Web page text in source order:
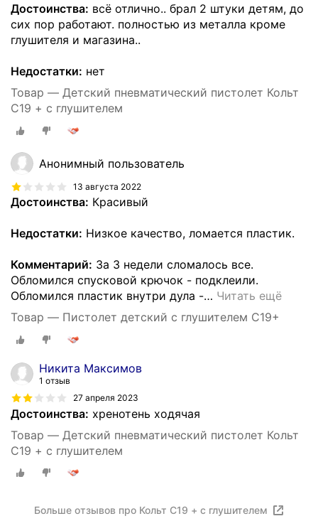
Достоинства: всё отлично.. брал 2 штуки детям, до
сих пор работают. полностью из металла кроме
глушителя и магазина..
Недостатки: нет
Товар — Детский пневматический пистолет Кольт
С19 + с глушителем
Анонимный пользователь
13 августа 2022
Достоинства: Красивый
Недостатки: Низкое качество, ломается пластик.
Комментарий: За 3 недели сломалось все.
Обломился спусковой крючок - подклеили.
Обломился пластик внутри дула -… Читать ещё
Товар — Пистолет детский с глушителем С19+
Никита Максимов
1 отзыв
27 апреля 2023
Достоинства: хренотень ходячая
Товар — Детский пневматический пистолет Кольт
С19 + с глушителем
Больше отзывов про Кольт С19 + с глушителем